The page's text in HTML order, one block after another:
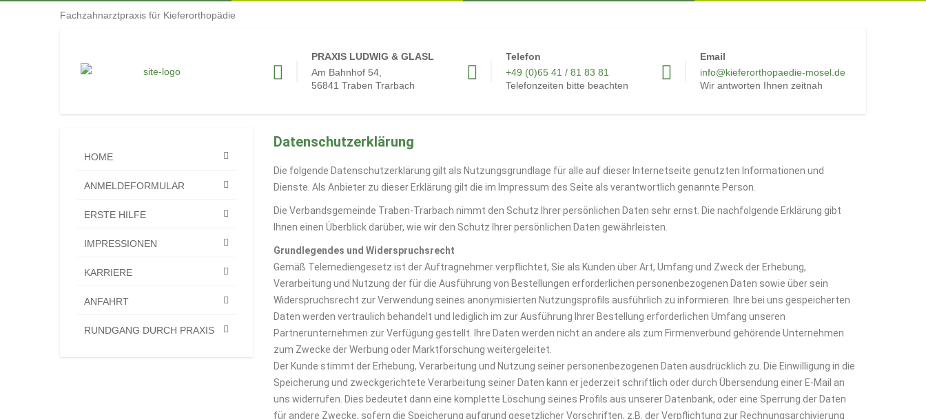
Fachzahnarztpraxis für Kieferorthopädie
PRAXIS LUDWIG & GLASL
Am Bahnhof 54,
56841 Traben Trarbach
Telefon
+49 (0)65 41 / 81 83 81
Telefonzeiten bitte beachten
Email
info@kieferorthopaedie-mosel.de
Wir antworten Ihnen zeitnah
HOME
ANMELDEFORMULAR
ERSTE HILFE
IMPRESSIONEN
KARRIERE
ANFAHRT
RUNDGANG DURCH PRAXIS
Datenschutzerklärung
Die folgende Datenschutzerklärung gilt als Nutzungsgrundlage für alle auf dieser Internetseite genutzten Informationen und
Dienste. Als Anbieter zu dieser Erklärung gilt die im Impressum des Seite als verantwortlich genannte Person.
Die Verbandsgemeinde Traben-Trarbach nimmt den Schutz Ihrer persönlichen Daten sehr ernst. Die nachfolgende Erklärung gibt
Ihnen einen Überblick darüber, wie wir den Schutz Ihrer persönlichen Daten gewährleisten.
Grundlegendes und Widerspruchsrecht
Gemäß Telemediengesetz ist der Auftragnehmer verpflichtet, Sie als Kunden über Art, Umfang und Zweck der Erhebung,
Verarbeitung und Nutzung der für die Ausführung von Bestellungen erforderlichen personenbezogenen Daten sowie über sein
Widerspruchsrecht zur Verwendung seines anonymisierten Nutzungsprofils ausführlich zu informieren. Ihre bei uns gespeicherten
Daten werden vertraulich behandelt und lediglich im zur Ausführung Ihrer Bestellung erforderlichen Umfang unseren
Partnerunternehmen zur Verfügung gestellt. Ihre Daten werden nicht an andere als zum Firmenverbund gehörende Unternehmen
zum Zwecke der Werbung oder Marktforschung weitergeleitet.
Der Kunde stimmt der Erhebung, Verarbeitung und Nutzung seiner personenbezogenen Daten ausdrücklich zu. Die Einwilligung in die
Speicherung und zweckgerichtete Verarbeitung seiner Daten kann er jederzeit schriftlich oder durch Übersendung einer E-Mail an
uns widerrufen. Dies bedeutet dann eine komplette Löschung seines Profils aus unserer Datenbank, oder eine Sperrung der Daten
für andere Zwecke, sofern die Speicherung aufgrund gesetzlicher Vorschriften, z.B. der Verpflichtung zur Rechnungsarchivierung